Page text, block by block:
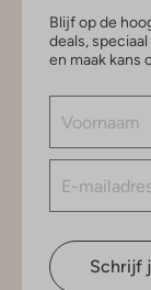
Blijf op de
deals,
en maak kans
Schrijf